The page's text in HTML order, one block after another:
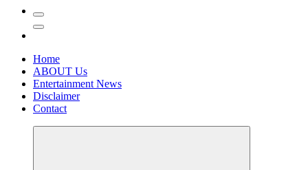
Home
ABOUT Us
Entertainment News
Disclaimer
Contact